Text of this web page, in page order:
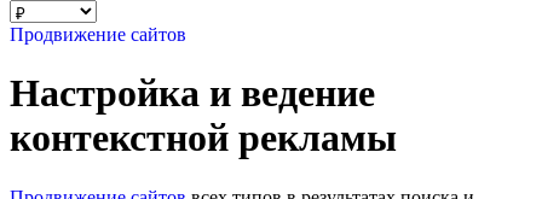
Продвижение сайтов
Настройка и ведение
контекстной рекламы